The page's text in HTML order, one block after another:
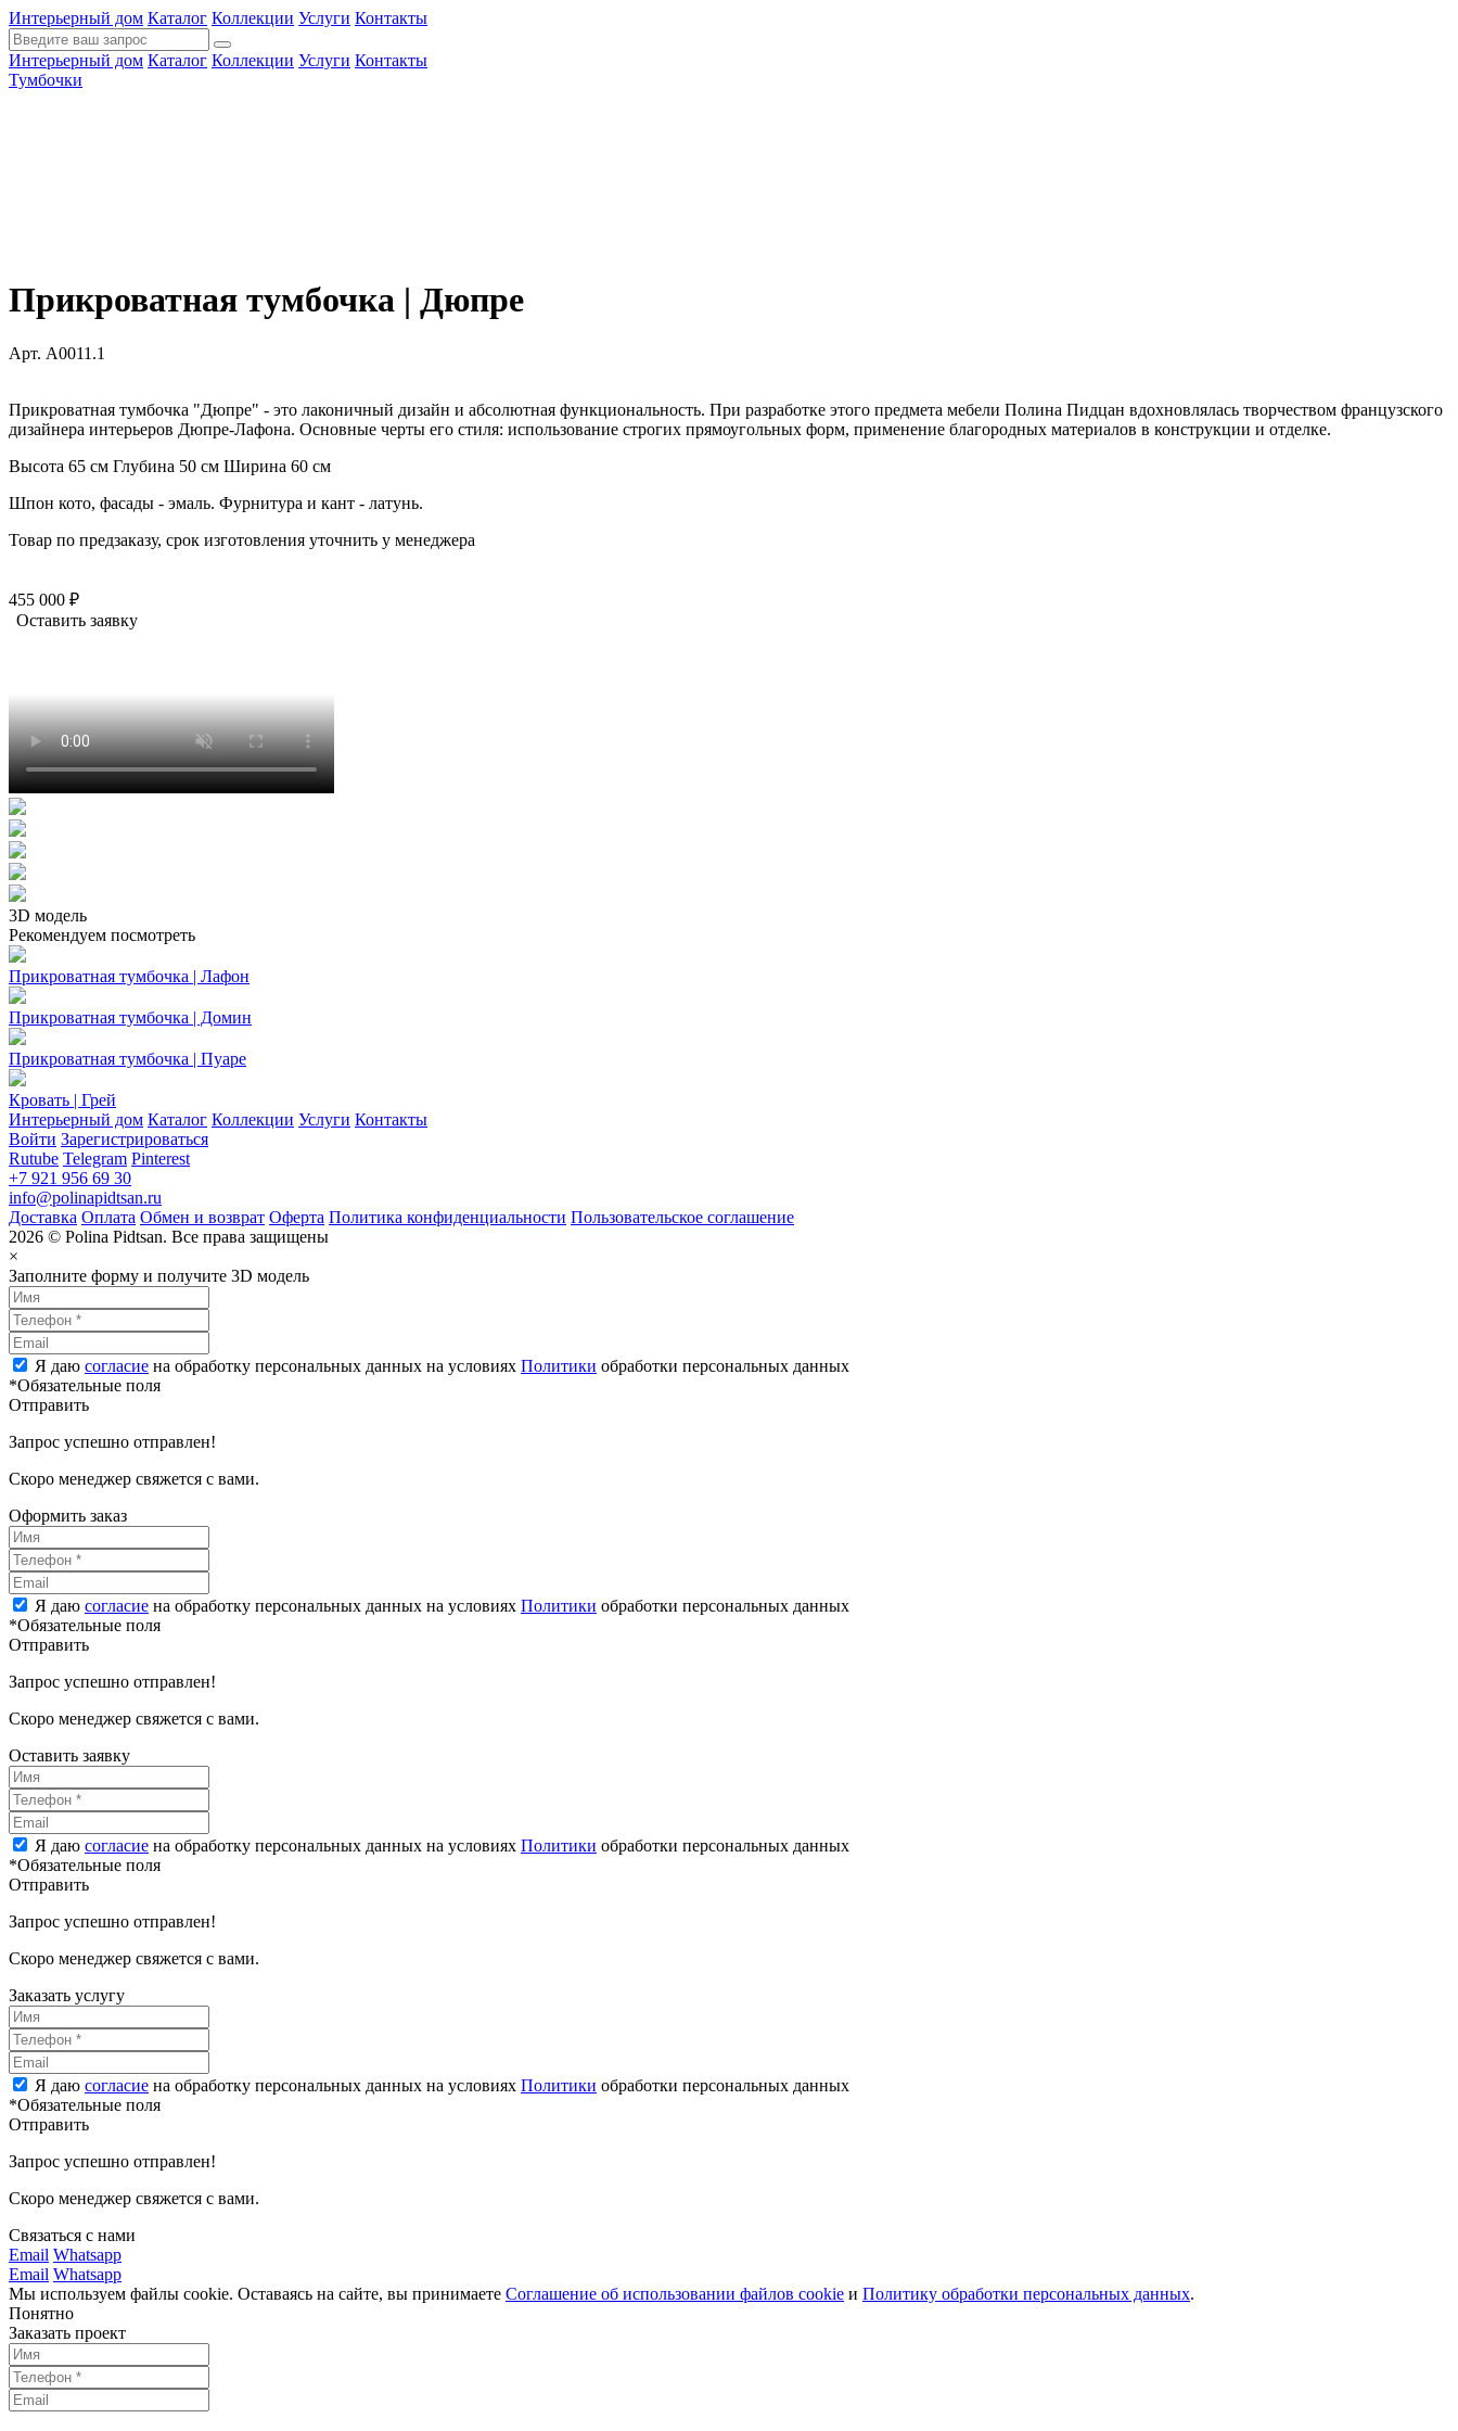
Интерьерный дом Каталог Коллекции Услуги Контакты
Интерьерный дом Каталог Коллекции Услуги Контакты
Тумбочки
Прикроватная тумбочка | Дюпре
Арт. A0011.1
Прикроватная тумбочка "Дюпре" - это лаконичный дизайн и абсолютная функциональность. При разработке этого предмета мебели Полина Пидцан вдохновлялась творчеством французского
дизайнера интерьеров Дюпре-Лафона. Основные черты его стиля: использование строгих прямоугольных форм, применение благородных материалов в конструкции и отделке.
Высота 65 см Глубина 50 см Ширина 60 см
Шпон кото, фасады - эмаль. Фурнитура и кант - латунь.
Товар по предзаказу, срок изготовления уточнить у менеджера
455 000 ₽
Оставить заявку
3D модель
Рекомендуем посмотреть
Прикроватная тумбочка | Лафон
Прикроватная тумбочка | Домин
Прикроватная тумбочка | Пуаре
Кровать | Грей
Интерьерный дом Каталог Коллекции Услуги Контакты
Войти Зарегистрироваться
Rutube Telegram Pinterest
+7 921 956 69 30
info@polinapidtsan.ru
Доставка Оплата Обмен и возврат Оферта Политика конфиденциальности Пользовательское соглашение
2026 © Polina Pidtsan. Все права защищены
×
Заполните форму и получите 3D модель
Я даю согласие на обработку персональных данных на условиях Политики обработки персональных данных
*Обязательные поля
Отправить
Запрос успешно отправлен!
Скоро менеджер свяжется с вами.
Оформить заказ
Я даю согласие на обработку персональных данных на условиях Политики обработки персональных данных
*Обязательные поля
Отправить
Запрос успешно отправлен!
Скоро менеджер свяжется с вами.
Оставить заявку
Я даю согласие на обработку персональных данных на условиях Политики обработки персональных данных
*Обязательные поля
Отправить
Запрос успешно отправлен!
Скоро менеджер свяжется с вами.
Заказать услугу
Я даю согласие на обработку персональных данных на условиях Политики обработки персональных данных
*Обязательные поля
Отправить
Запрос успешно отправлен!
Скоро менеджер свяжется с вами.
Связаться с нами
Email Whatsapp
Email Whatsapp
Мы используем файлы cookie. Оставаясь на сайте, вы принимаете Соглашение об использовании файлов cookie и Политику обработки персональных данных.
Понятно
Заказать проект